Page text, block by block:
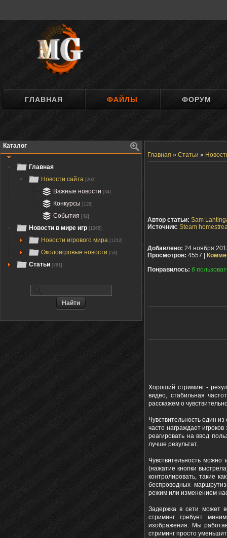
ГЛАВНАЯ ФАЙЛЫ ФОРУМ
Каталог
Главная
Новости сайта [202]
Важные новости [34]
Конкурсы [126]
События [42]
Новости в мире игр [1265]
Новости игрового мира [1212]
Околоигровые новости [53]
Статьи [761]
Главная » Статьи »
Автор статьи: Sam
Источник: Steam
Добавлено: 24 ноября
Просмотров: 4557 |
Понравилось: 6
Хороший стриминг -
видео, стабильная
расскажем о
Чувствительность один
часто награждает
реагировать на ввод
лучше результат.
Чувствительность
(нажатие кнопки
контролировать, такие
беспроводных
режим или изменением
Задержка в сети может
стриминг требует
изображения. Мы
стриминг просто